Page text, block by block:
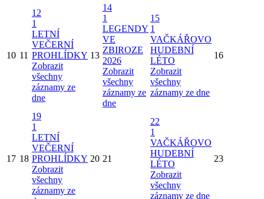
10 11
12
1
LETNÍ
VEČERNÍ
PROHLÍDKY
Zobrazit
všechny
záznamy ze
dne
13
14
1
LEGENDY
VE
ZBIROZE
2026
Zobrazit
všechny
záznamy ze
dne
15
1
VAČKÁŘOVO
HUDEBNÍ
LÉTO
Zobrazit
všechny
záznamy ze dne
16
17 18
19
1
LETNÍ
VEČERNÍ
PROHLÍDKY
Zobrazit
všechny
záznamy ze
20 21
22
1
VAČKÁŘOVO
HUDEBNÍ
LÉTO
Zobrazit
všechny
záznamy ze dne
23